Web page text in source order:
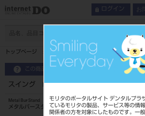
モリタのポータルサイト デンタルプラ
ているモリタの製品、サービス等の情
関係者の方を対象にしたものです。一
ログイン お
トップページ スイング H10D HP用 シングル 深型
この商品に関するお問い合わせ
スイング H10D HP用 シングル 深型
Metal Bur Stand
メタルバースタンド